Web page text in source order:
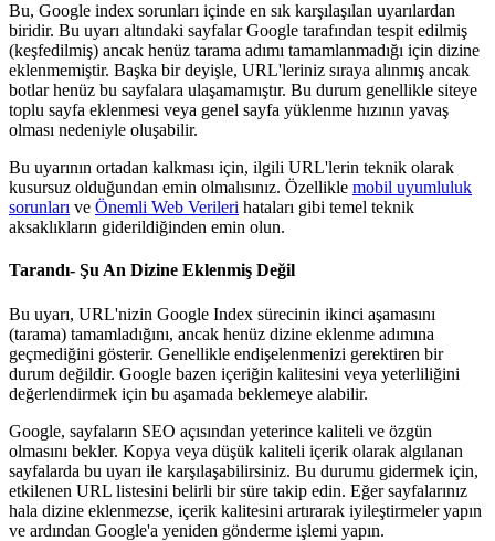
Bu, Google index sorunları içinde en sık karşılaşılan uyarılardan
biridir. Bu uyarı altındaki sayfalar Google tarafından tespit edilmiş
(keşfedilmiş) ancak henüz tarama adımı tamamlanmadığı için dizine
eklenmemiştir. Başka bir deyişle, URL'leriniz sıraya alınmış ancak
botlar henüz bu sayfalara ulaşamamıştır. Bu durum genellikle siteye
toplu sayfa eklenmesi veya genel sayfa yüklenme hızının yavaş
olması nedeniyle oluşabilir.
Bu uyarının ortadan kalkması için, ilgili URL'lerin teknik olarak
kusursuz olduğundan emin olmalısınız. Özellikle mobil uyumluluk
sorunları ve Önemli Web Verileri hataları gibi temel teknik
aksaklıkların giderildiğinden emin olun.
Tarandı- Şu An Dizine Eklenmiş Değil
Bu uyarı, URL'nizin Google Index sürecinin ikinci aşamasını
(tarama) tamamladığını, ancak henüz dizine eklenme adımına
geçmediğini gösterir. Genellikle endişelenmenizi gerektiren bir
durum değildir. Google bazen içeriğin kalitesini veya yeterliliğini
değerlendirmek için bu aşamada beklemeye alabilir.
Google, sayfaların SEO açısından yeterince kaliteli ve özgün
olmasını bekler. Kopya veya düşük kaliteli içerik olarak algılanan
sayfalarda bu uyarı ile karşılaşabilirsiniz. Bu durumu gidermek için,
etkilenen URL listesini belirli bir süre takip edin. Eğer sayfalarınız
hala dizine eklenmezse, içerik kalitesini artırarak iyileştirmeler yapın
ve ardından Google'a yeniden gönderme işlemi yapın.